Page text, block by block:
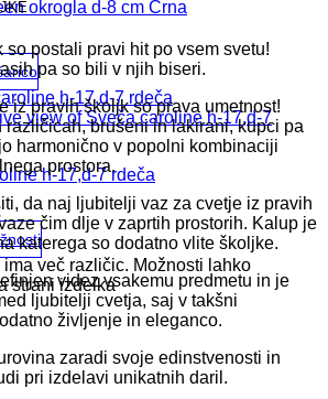
okrogla d-8 cm Črna
h-17,d-7 rdeča
ima več različic. Možnosti lahko
strani izdelka
postali pravi hit po vsem svetu!
pa so bili v njih biseri.
iz pravih školjk so prava umetnost!
različicah, brušeni in lakirani, kupci pa
harmonično v popolni kombinaciji
prostora.
da naj ljubitelji vaz za cvetje iz pravih
čim dlje v zaprtih prostorih. Kalup je
katerega so dodatno vlite školjke.
videz vsakemu predmetu in je
ljubitelji cvetja, saj v takšni
življenje in eleganco.
zaradi svoje edinstvenosti in
pri izdelavi unikatnih daril.